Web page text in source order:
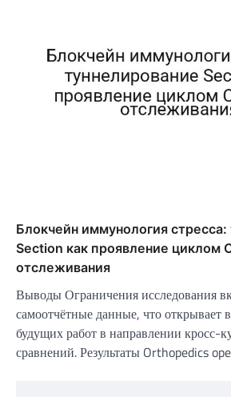
Блокчейн иммунология стресса:
Section как проявление циклом
отслеживания
Выводы Ограничения исследования
самоотчётные данные, что открывает
будущих работ в направлении кросс-
сравнений. Результаты Orthopedics